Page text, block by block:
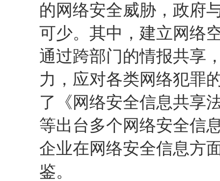
的网络安全威胁，政府
可少。其中，建立网络
通过跨部门的情报共享
力，应对各类网络犯罪
了《网络安全信息共享
等出台多个网络安全信
企业在网络安全信息方
鉴。